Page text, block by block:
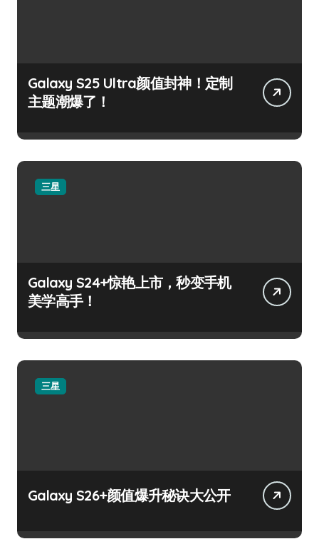
Galaxy S25 Ultra颜值封神！定制
主题潮爆了！
三星
Galaxy S24+惊艳上市，秒变手机
美学高手！
三星
Galaxy S26+颜值爆升秘诀大公开